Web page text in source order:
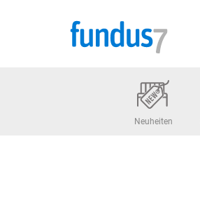
Neuheiten